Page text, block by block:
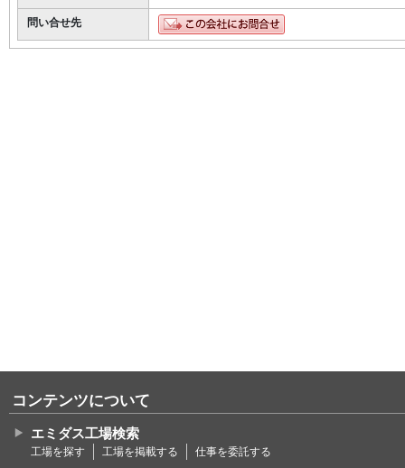
問い合せ先
コンテンツについて
エミダス工場検索
工場を探す 工場を掲載する 仕事を委託する